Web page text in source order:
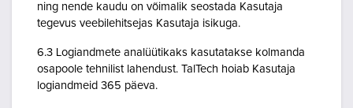
ning nende kaudu on võimalik seostada Kasutaja
tegevus veebilehitsejas Kasutaja isikuga.
6.3 Logiandmete analüütikaks kasutatakse kolmanda
osapoole tehnilist lahendust. TalTech hoiab Kasutaja
logiandmeid 365 päeva.